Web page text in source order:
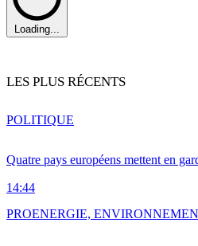
Loading...
LES PLUS RÉCENTS
Quatre pays européens mettent en
14:44
POLITIQUE
PROENERGIE,